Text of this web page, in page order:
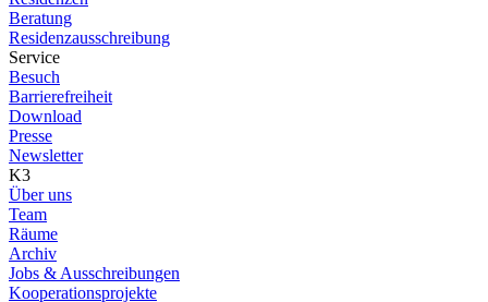
Beratung
Residenzausschreibung
Service
Besuch
Barrierefreiheit
Download
Presse
Newsletter
K3
Über uns
Team
Räume
Archiv
Jobs & Ausschreibungen
Kooperationsprojekte